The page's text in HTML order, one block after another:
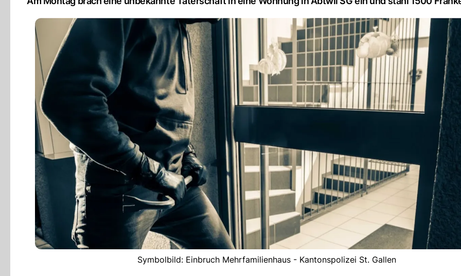
Symbolbild: Einbruch Mehrfamilienhaus - Kantonspolizei St. Gallen